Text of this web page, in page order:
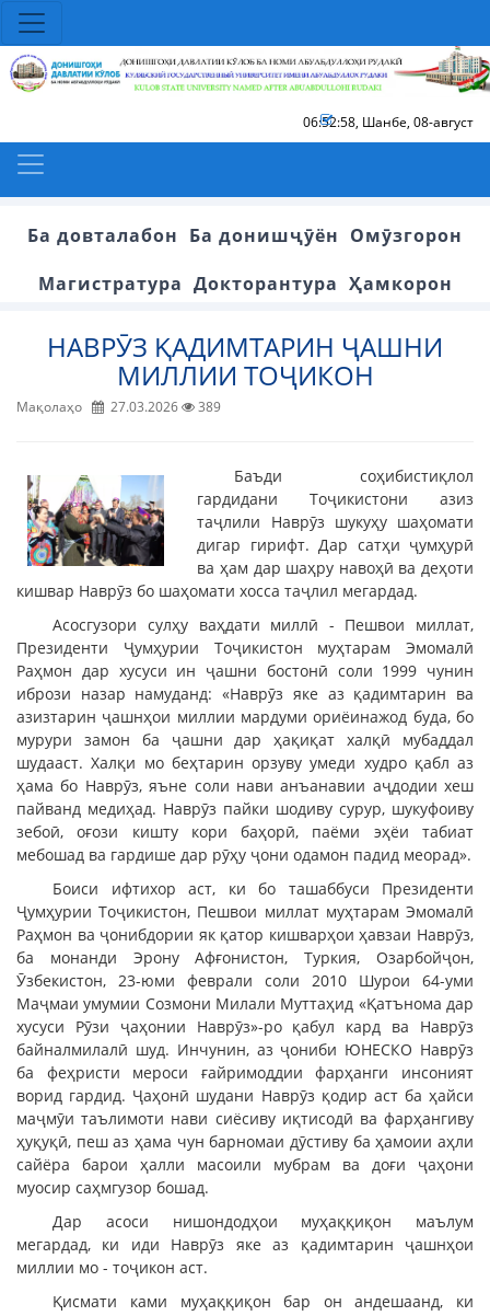
06:52:58, Шанбе, 08-август
Ба довталабон Ба донишҷӯён Омӯзгорон
Магистратура Докторантура Ҳамкорон
НАВРӮЗ ҚАДИМТАРИН ҶАШНИ
МИЛЛИИ ТОҶИКОН
Мақолаҳо 27.03.2026 389
Баъди соҳибистиқлол
гардидани Тоҷикистони азиз
таҷлили Наврӯз шукуҳу шаҳомати
дигар гирифт. Дар сатҳи ҷумҳурӣ
ва ҳам дар шаҳру навоҳӣ ва деҳоти
кишвар Наврӯз бо шаҳомати хосса таҷлил мегардад.
Асосгузори сулҳу ваҳдати миллӣ - Пешвои миллат,
Президенти Ҷумҳурии Тоҷикистон муҳтарам Эмомалӣ
Раҳмон дар хусуси ин ҷашни бостонӣ соли 1999 чунин
ибрози назар намуданд: «Наврӯз яке аз қадимтарин ва
азизтарин ҷашнҳои миллии мардуми ориёинажод буда, бо
мурури замон ба ҷашни дар ҳақиқат халқӣ мубаддал
шудааст. Халқи мо беҳтарин орзуву умеди худро қабл аз
ҳама бо Наврӯз, яъне соли нави анъанавии аҷдодии хеш
пайванд медиҳад. Наврӯз пайки шодиву сурур, шукуфоиву
зебоӣ, оғози кишту кори баҳорӣ, паёми эҳёи табиат
мебошад ва гардише дар рӯҳу ҷони одамон падид меорад».
Боиси ифтихор аст, ки бо ташаббуси Президенти
Ҷумҳурии Тоҷикистон, Пешвои миллат муҳтарам Эмомалӣ
Раҳмон ва ҷонибдории як қатор кишварҳои ҳавзаи Наврӯз,
ба монанди Эрону Афғонистон, Туркия, Озарбойҷон,
Ӯзбекистон, 23-юми феврали соли 2010 Шурои 64-уми
Маҷмаи умумии Созмони Милали Муттаҳид «Қатънома дар
хусуси Рӯзи ҷаҳонии Наврӯз»-ро қабул кард ва Наврӯз
байналмилалӣ шуд. Инчунин, аз ҷониби ЮНЕСКО Наврӯз
ба феҳристи мероси ғайримоддии фарҳанги инсоният
ворид гардид. Ҷаҳонӣ шудани Наврӯз қодир аст ба ҳайси
маҷмӯи таълимоти нави сиёсиву иқтисодӣ ва фарҳангиву
ҳуқуқӣ, пеш аз ҳама чун барномаи дӯстиву ба ҳамоии аҳли
сайёра барои ҳалли масоили мубрам ва доғи ҷаҳони
муосир саҳмгузор бошад.
Дар асоси нишондодҳои муҳаққиқон маълум
мегардад, ки иди Наврӯз яке аз қадимтарин ҷашнҳои
миллии мо - тоҷикон аст.
Қисмати ками муҳаққиқон бар он андешаанд, ки